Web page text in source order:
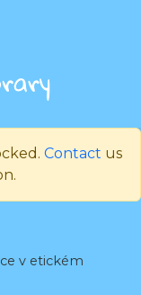
Contact us
v etickém